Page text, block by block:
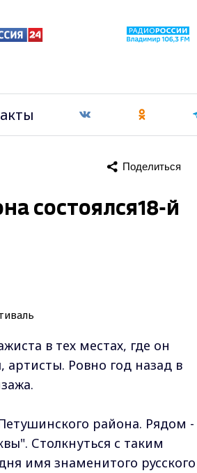
Поделиться
состоялся18-й
в тех местах, где он
артисты. Ровно год назад в
района. Рядом -
Столкнуться с таким
имя знаменитого русского